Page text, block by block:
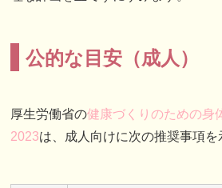
公的な目安（成人）
厚生労働省の健康づくりのための身
2023は、成人向けに次の推奨事項を